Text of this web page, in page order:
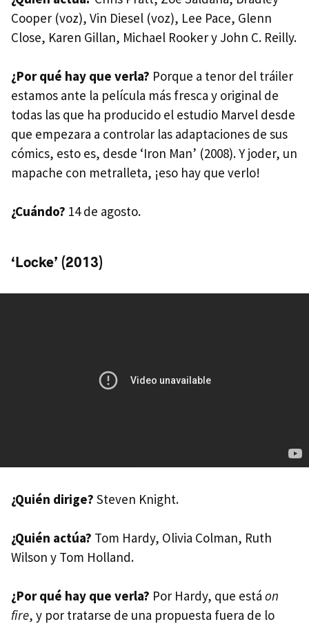
Cooper (voz), Vin Diesel (voz), Lee Pace, Glenn
Close, Karen Gillan, Michael Rooker y John C. Reilly.
¿Por qué hay que verla? Porque a tenor del tráiler
estamos ante la película más fresca y original de
todas las que ha producido el estudio Marvel desde
que empezara a controlar las adaptaciones de sus
cómics, esto es, desde ‘Iron Man’ (2008). Y joder, un
mapache con metralleta, ¡eso hay que verlo!
¿Cuándo? 14 de agosto.
‘Locke’ (2013)
¿Quién dirige? Steven Knight.
¿Quién actúa? Tom Hardy, Olivia Colman, Ruth
Wilson y Tom Holland.
¿Por qué hay que verla? Por Hardy, que está on
fire, y por tratarse de una propuesta fuera de lo